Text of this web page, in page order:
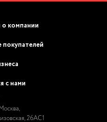
компании
с нами
26АС1